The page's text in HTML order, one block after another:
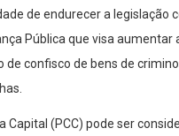
de endurecer a legislação
Pública que visa aumentar
confisco de bens de
Capital (PCC) pode ser